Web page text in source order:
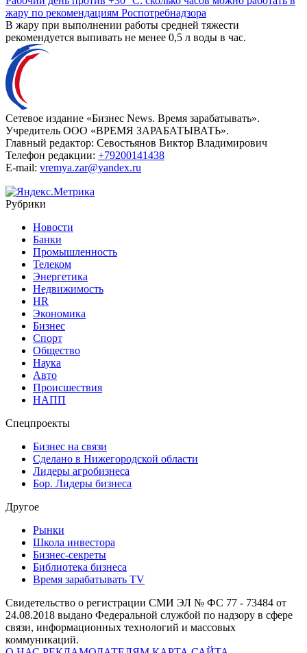
жару по рекомендациям Роспотребнадзора
В жару при выполнении работы средней тяжести
рекомендуется выпивать не менее 0,5 л воды в час.
Сетевое издание «Бизнес News. Время зарабатывать».
Учредитель ООО «ВРЕМЯ ЗАРАБАТЫВАТЬ».
Главный редактор: Севостьянов Виктор Владимирович
Телефон редакции: +79200141438
E-mail: vremya.zar@yandex.ru
Рубрики
Новости
Банки
Промышленность
Телеком
Энергетика
Недвижимость
HR
Экономика
Бизнес
Спорт
Общество
Наука
Авто
Происшествия
НАПП
Спецпроекты
Бизнес на связи
Сделано в Нижегородской области
Лидеры агробизнеса
Бор. Лидеры бизнеса
Другое
Рынки
Школа инвестора
Бизнес-секреты
Библиотека бизнеса
Время зарабатывать TV
Свидетельство о регистрации СМИ ЭЛ № ФС 77 - 73484 от
24.08.2018 выдано Федеральной службой по надзору в сфере
связи, информационных технологий и массовых
коммуникаций.